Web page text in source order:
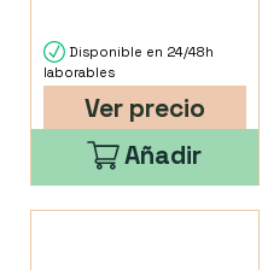
Disponible en 24/48h
laborables
Ver precio
Añadir